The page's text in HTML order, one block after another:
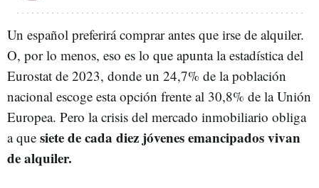
Un español preferirá comprar antes que irse de alquiler.
O, por lo menos, eso es lo que apunta la estadística del
Eurostat de 2023, donde un 24,7% de la población
nacional escoge esta opción frente al 30,8% de la Unión
Europea. Pero la crisis del mercado inmobiliario obliga
a que siete de cada diez jóvenes emancipados vivan
de alquiler.